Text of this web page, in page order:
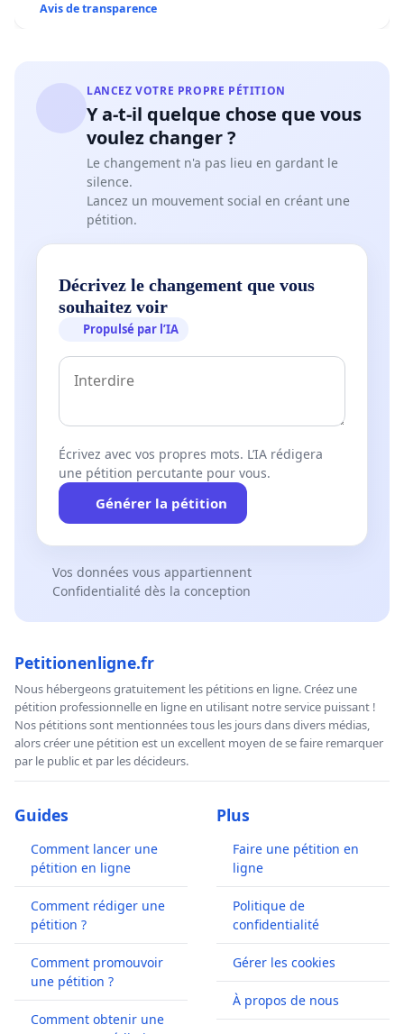
Avis de transparence
LANCEZ VOTRE PROPRE PÉTITION
Y a-t-il quelque chose que vous
voulez changer ?
Le changement n'a pas lieu en gardant le
silence.
Lancez un mouvement social en créant une
pétition.
Décrivez le changement que vous
souhaitez voir
Propulsé par l’IA
Écrivez avec vos propres mots. L’IA rédigera
une pétition percutante pour vous.
Générer la pétition
Vos données vous appartiennent
Confidentialité dès la conception
Petitionenligne.fr
Nous hébergeons gratuitement les pétitions en ligne. Créez une
pétition professionnelle en ligne en utilisant notre service puissant !
Nos pétitions sont mentionnées tous les jours dans divers médias,
alors créer une pétition est un excellent moyen de se faire remarquer
par le public et par les décideurs.
Guides
Comment lancer une
pétition en ligne
Comment rédiger une
pétition ?
Comment promouvoir
une pétition ?
Comment obtenir une
Plus
Faire une pétition en
ligne
Politique de
confidentialité
Gérer les cookies
À propos de nous